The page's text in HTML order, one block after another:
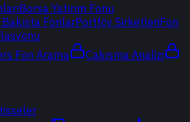
Borsa Yatırım Fonu
Bakışta FonlarPortföy ŞirketleriFon
Fon Arama
Çakışma Analizi